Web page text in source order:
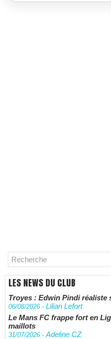
LES NEWS DU CLUB
Troyes : Edwin Pindi réaliste
06/08/2026 - Lilian Lefort
Le Mans FC frappe fort en
maillots
31/07/2026 -Adeline CZ